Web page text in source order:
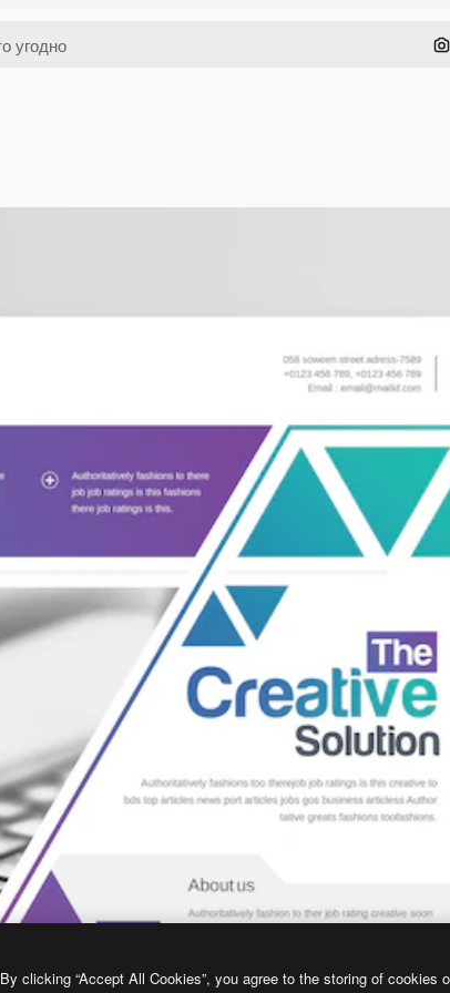
By clicking “Accept All Cookies”, you agree to the storing of cookies